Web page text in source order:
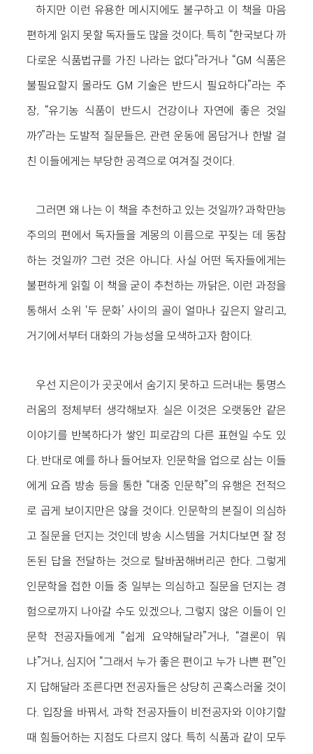
하지만 이런 유용한 메시지에도 불구하고 이 책을 마음
편하게 읽지 못할 독자들도 많을 것이다. 특히 “한국보다 까
다로운 식품법규를 가진 나라는 없다”라거나 “GM 식품은
불필요할지 몰라도 GM 기술은 반드시 필요하다”라는 주
장, “유기농 식품이 반드시 건강이나 자연에 좋은 것일
까?”라는 도발적 질문들은, 관련 운동에 몸담거나 한발 걸
친 이들에게는 부당한 공격으로 여겨질 것이다.
그러면 왜 나는 이 책을 추천하고 있는 것일까? 과학만능
주의의 편에서 독자들을 계몽의 이름으로 꾸짖는 데 동참
하는 것일까? 그런 것은 아니다. 사실 어떤 독자들에게는
불편하게 읽힐 이 책을 굳이 추천하는 까닭은, 이런 과정을
통해서 소위 ‘두 문화’ 사이의 골이 얼마나 깊은지 알리고,
거기에서부터 대화의 가능성을 모색하고자 함이다.
우선 지은이가 곳곳에서 숨기지 못하고 드러내는 퉁명스
러움의 정체부터 생각해보자. 실은 이것은 오랫동안 같은
이야기를 반복하다가 쌓인 피로감의 다른 표현일 수도 있
다. 반대로 예를 하나 들어보자. 인문학을 업으로 삼는 이들
에게 요즘 방송 등을 통한 “대중 인문학”의 유행은 전적으
로 곱게 보이지만은 않을 것이다. 인문학의 본질이 의심하
고 질문을 던지는 것인데 방송 시스템을 거치다보면 잘 정
돈된 답을 전달하는 것으로 탈바꿈해버리곤 한다. 그렇게
인문학을 접한 이들 중 일부는 의심하고 질문을 던지는 경
험으로까지 나아갈 수도 있겠으나, 그렇지 않은 이들이 인
문학 전공자들에게 “쉽게 요약해달라”거나, “결론이 뭐
냐”거나, 심지어 “그래서 누가 좋은 편이고 누가 나쁜 편”인
지 답해달라 조른다면 전공자들은 상당히 곤혹스러울 것이
다. 입장을 바꿔서, 과학 전공자들이 비전공자와 이야기할
때 힘들어하는 지점도 다르지 않다. 특히 식품과 같이 모두